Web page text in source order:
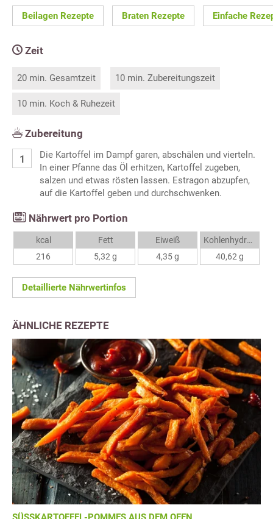
Beilagen Rezepte Braten Rezepte Einfache
Zeit
20 min. Gesamtzeit 10 min. Zubereitungszeit
10 min. Koch & Ruhezeit
Zubereitung
Die Kartoffel im Dampf garen, abschälen und vierteln.
In einer Pfanne das Öl erhitzen, Kartoffel zugeben,
salzen und etwas rösten lassen. Estragon abzupfen,
auf die Kartoffel geben und durchschwenken.
Nährwert pro Portion
kcal
216
Fett
5,32 g
Eiweiß
4,35 g
Kohlenhydrate
40,62 g
Detaillierte Nährwertinfos
ÄHNLICHE REZEPTE